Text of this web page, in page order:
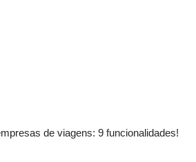
de viagens: 9 funcionalidades!